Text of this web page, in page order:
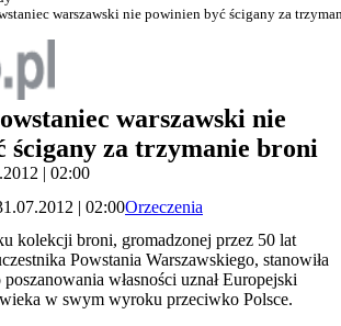
warszawski nie powinien być ścigany za
warszawski nie
ścigany za trzymanie broni
| 02:00
| 02:00Orzeczenia
kolekcji broni, gromadzonej przez 50 lat
Powstania Warszawskiego, stanowiła
własności uznał Europejski
w swym wyroku przeciwko Polsce.